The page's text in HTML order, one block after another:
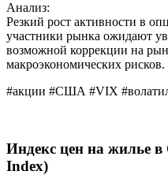
Анализ:
Резкий рост активности в
участники рынка ожидают
возможной коррекции на
макроэкономических рисков.
#акции #США #VIX
Индекс цен на жилье
Index)